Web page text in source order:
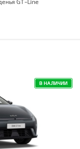
GT-Line
В НАЛИЧИИ